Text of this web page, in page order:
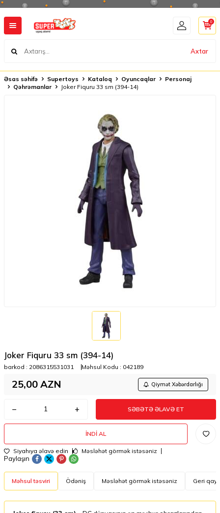
Axtar
0
Əsas səhifə Supertoys Kataloq Oyuncaqlar
Personaj
Qəhrəmanlar
Joker Fiquru 33 sm (394-14)
Joker Fiquru 33 sm (394-14)
barkod : 2086315531031 Məhsul Kodu : 042189
25,00 AZN Qiymət Xəbərdarlığı
SƏBƏTƏ ƏLAVƏ ET
İNDI AL
Siyahıya əlavə edin Məsləhət görmək istəsəniz
Paylaşın
Məhsul təsviri Ödəniş Məsləhət görmək istəsəniz Geri